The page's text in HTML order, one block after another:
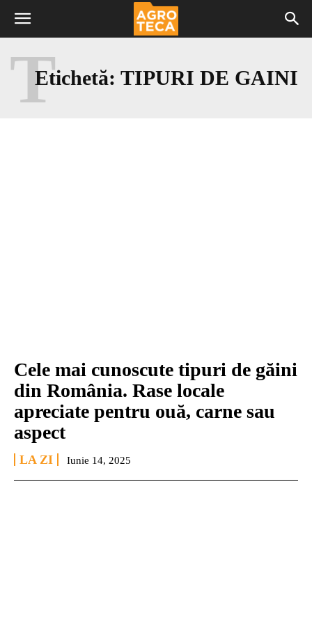
Etichetă: TIPURI DE GAINI
T
Cele mai cunoscute tipuri de găini
din România. Rase locale
apreciate pentru ouă, carne sau
aspect
LA ZI Iunie 14, 2025